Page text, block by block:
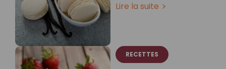
Lire la suite
RECETTES